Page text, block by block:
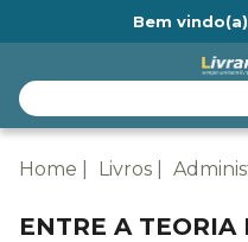
Bem
Home Livros
ENTRE A TEORIA